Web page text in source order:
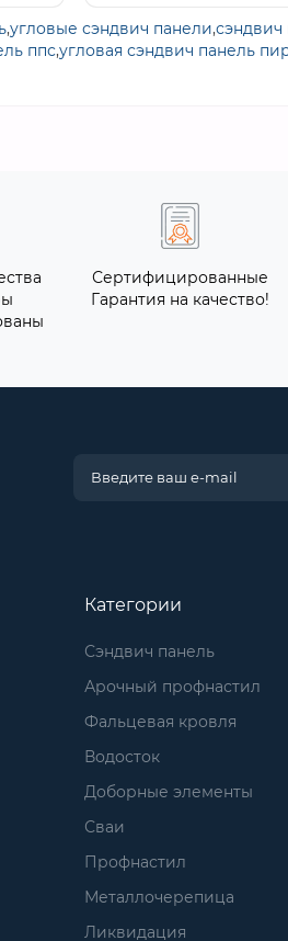
,угловые сэндвич панели,сэндвич
ппс,угловая сэндвич панель
Сертифицированные
Гарантия на качество!
Категории
Сэндвич панель
Арочный профнастил
Фальцевая кровля
Водосток
Доборные элементы
Сваи
Профнастил
Металлочерепица
Ликвидация